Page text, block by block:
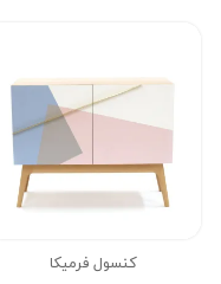
کنسول فرمیکا